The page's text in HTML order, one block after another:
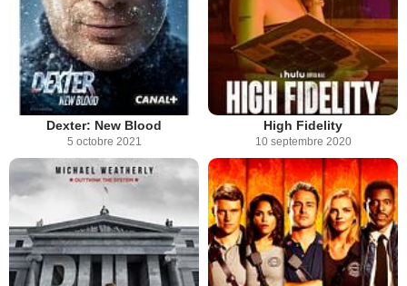
Dexter: New Blood
5 octobre 2021
High Fidelity
10 septembre 2020